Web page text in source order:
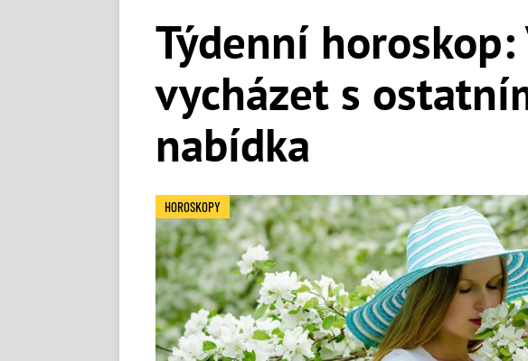
Týdenní
vycházet s
nabídka
HOROSKOPY